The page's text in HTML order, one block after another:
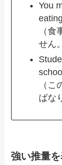
You
（
せん
（
ばな
強い推量を